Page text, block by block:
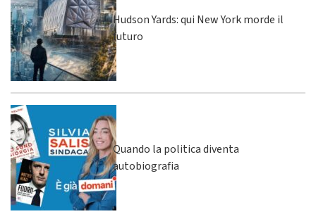
Hudson Yards: qui New York morde il
futuro
Quando la politica diventa
autobiografia